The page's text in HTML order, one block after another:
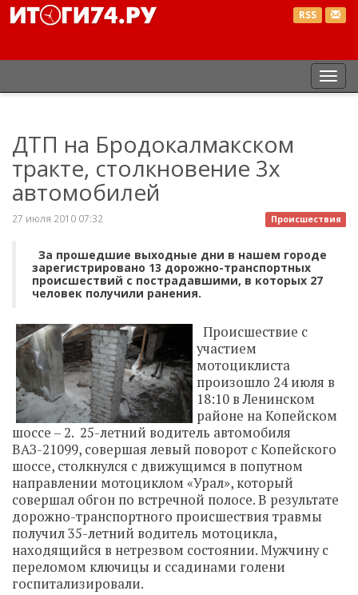
RSS
ДТП на Бродокалмакском
тракте, столкновение 3х
автомобилей
Происшествия
27 июля 2010 07:32
За прошедшие выходные дни в нашем городе
зарегистрировано 13 дорожно-транспортных
происшествий с пострадавшими, в которых 27
человек получили ранения.
Происшествие с
участием
мотоциклиста
произошло 24 июля в
18:10 в Ленинском
районе на Копейском
шоссе – 2. 25-летний водитель автомобиля
ВАЗ-21099, совершая левый поворот с Копейского
шоссе, столкнулся с движущимся в попутном
направлении мотоциклом «Урал», который
совершал обгон по встречной полосе. В результате
дорожно-транспортного происшествия травмы
получил 35-летний водитель мотоцикла,
находящийся в нетрезвом состоянии. Мужчину с
переломом ключицы и ссадинами голени
госпитализировали.